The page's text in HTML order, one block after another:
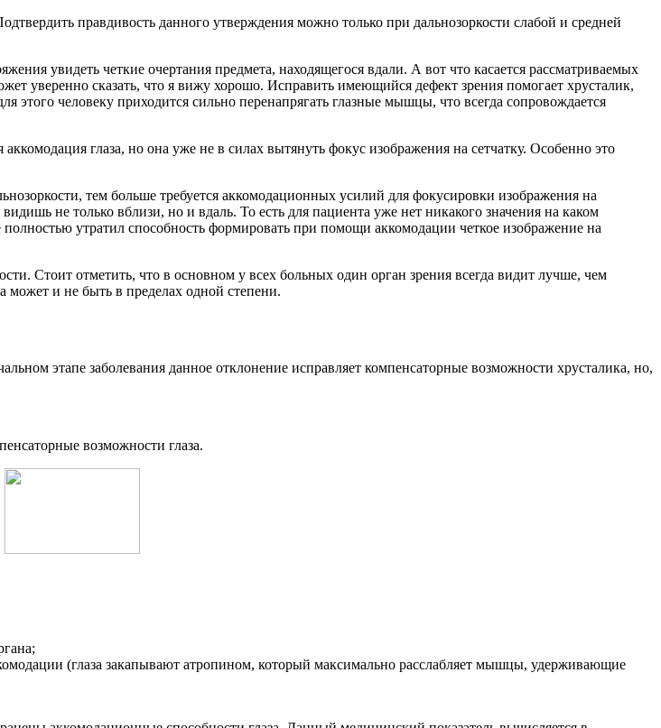
правдивость данного утверждения можно только при дальнозоркости слабой и средней
увидеть четкие очертания предмета, находящегося вдали. А вот что касается рассматриваемых
уверенно сказать, что я вижу хорошо. Исправить имеющийся дефект зрения помогает хрусталик,
человеку приходится сильно перенапрягать глазные мышцы, что всегда сопровождается
глаза, но она уже не в силах вытянуть фокус изображения на сетчатку. Особенно это
тем больше требуется аккомодационных усилий для фокусировки изображения на
не только вблизи, но и вдаль. То есть для пациента уже нет никакого значения на каком
утратил способность формировать при помощи аккомодации четкое изображение на
Стоит отметить, что в основном у всех больных один орган зрения всегда видит лучше, чем
может и не быть в пределах одной степени.
этапе заболевания данное отклонение исправляет компенсаторные возможности хрусталика, но,
возможности глаза.
(глаза закапывают атропином, который максимально расслабляет мышцы, удерживающие